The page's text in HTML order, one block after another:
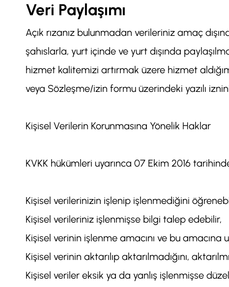
Veri Paylaşımı
Açık rızanız bulunmadan verileriniz amaç
şahıslarla, yurt içinde ve yurt dışında
hizmet kalitemizi artırmak üzere hizmet
veya Sözleşme/izin formu üzerindeki yazılı
Kişisel Verilerin Korunmasına Yönelik Haklar
KVKK hükümleri uyarınca 07 Ekim 2016
Kişisel verilerinizin işlenip işlenmediğini
Kişisel verileriniz işlenmişse bilgi talep edebilir,
Kişisel verinin işlenme amacını ve bu amacına
Kişisel verinin aktarılıp aktarılmadığını,
Kişisel veriler eksik ya da yanlış işlenmişse